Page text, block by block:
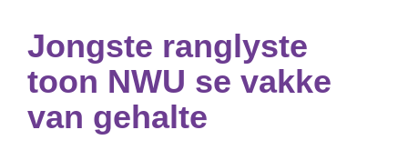
Jongste ranglyste
toon NWU se vakke
van gehalte